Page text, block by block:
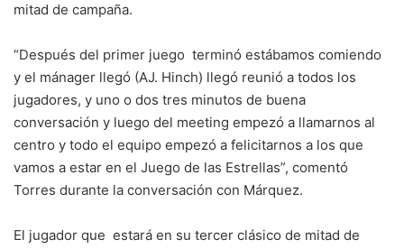
mitad de campaña.
“Después del primer juego terminó estábamos comiendo
y el mánager llegó (AJ. Hinch) llegó reunió a todos los
jugadores, y uno o dos tres minutos de buena
conversación y luego del meeting empezó a llamarnos al
centro y todo el equipo empezó a felicitarnos a los que
vamos a estar en el Juego de las Estrellas”, comentó
Torres durante la conversación con Márquez.
El jugador que estará en su tercer clásico de mitad de